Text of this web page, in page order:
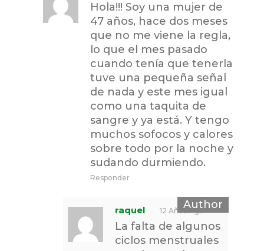
Hola!!! Soy una mujer de
47 años, hace dos meses
que no me viene la regla,
lo que el mes pasado
cuando tenía que tenerla
tuve una pequeña señal
de nada y este mes igual
como una taquita de
sangre y ya está. Y tengo
muchos sofocos y calores
sobre todo por la noche y
sudando durmiendo.
Responder
raquel 12 Años Ago
La falta de algunos
ciclos menstruales